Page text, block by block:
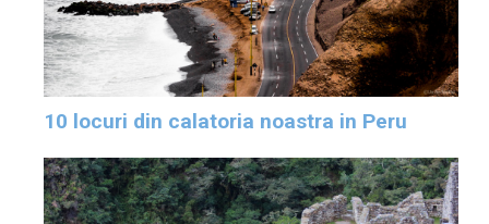
10 locuri din calatoria noastra in Peru